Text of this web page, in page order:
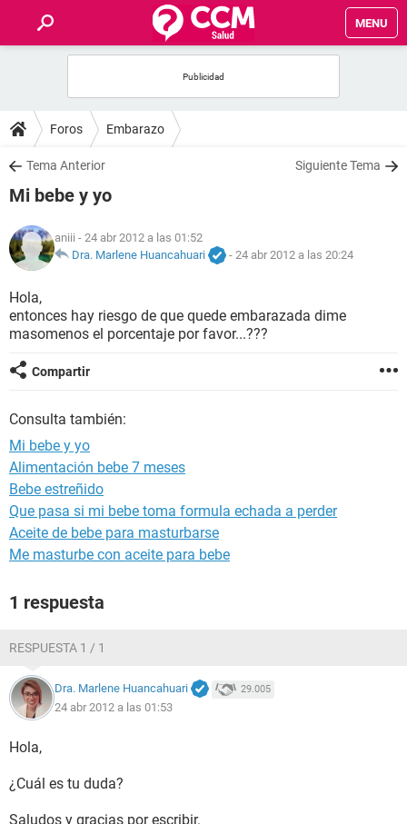
MENU
FOROS
SALUD
NUTRICIÓN
BIENESTAR
Foros Embarazo
Tema Anterior Siguiente Tema
Mi bebe y yo
aniii - 24 abr 2012 a las 01:52
Dra. Marlene Huancahuari
- 24 abr 2012 a las 20:24
Hola,
entonces hay riesgo de que quede embarazada dime
masomenos el porcentaje por favor...???
Compartir
Consulta también:
Mi bebe y yo
Alimentación bebe 7 meses
Bebe estreñido
Que pasa si mi bebe toma formula echada a perder
Aceite de bebe para masturbarse
Me masturbe con aceite para bebe
1 respuesta
RESPUESTA 1 / 1
Dra. Marlene Huancahuari 29.005
24 abr 2012 a las 01:53
Hola,
¿Cuál es tu duda?
Saludos y gracias por escribir.